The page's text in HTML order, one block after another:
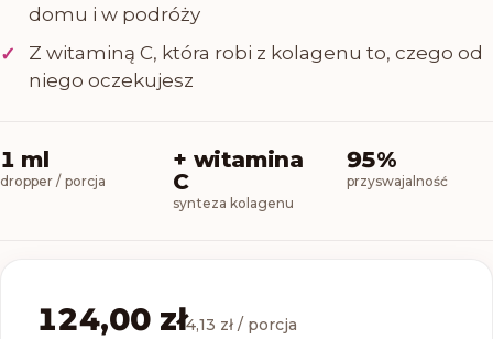
domu i w podróży
✓
Z witaminą C, która robi z kolagenu to, czego od
niego oczekujesz
1 ml
dropper / porcja
+ witamina
C
synteza kolagenu
95%
przyswajalność
124,00 zł4,13 zł / porcja